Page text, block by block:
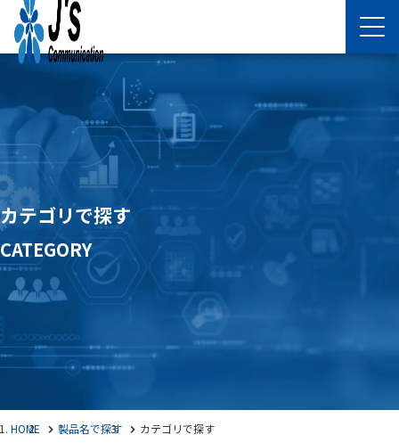
カテゴリで探す
CATEGORY
HOME 製品名で探す カテゴリで探す